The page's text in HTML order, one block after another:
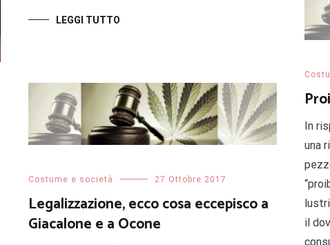
LEGGI TUTTO
In
una
il
Costume e società 27 Ottobre 2017
Legalizzazione, ecco cosa eccepisco a
Giacalone e a Ocone